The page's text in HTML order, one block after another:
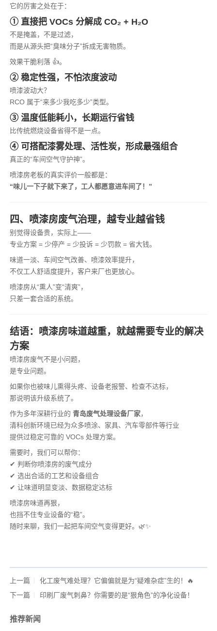
它的厉害之处在于：
① 直接把 VOCs 分解成 CO₂ + H₂O
不是掩盖，不是过滤，
而是从源头把“臭味分子”拆成无害物质。
效果干脆利落 👍。
② 稳定性强，不怕浓度波动
喷漆波动大？
RCO 属于“来多少我吃多少”类型。
③ 温度低能耗小，长期运行省钱
比传统燃烧设备省得不是一点。
④ 可搭配漆雾处理、活性炭，形成最强组合
真正的“车间空气守护神”。
喷漆房老板的真实评价一般都是：
“味儿一下子就下来了，工人都愿意进车间了！”
四、喷漆房废气治理，越专业越省钱
别觉得设备贵，实际上——
专业方案 = 少停产 = 少投诉 = 少罚款 = 省大钱。
味道一淡、车间空气改善、喷漆效率提升，
不仅工人舒适度提升，客户来厂也更放心。
喷漆房从“熏人”变“清爽”，
只差一套合适的系统。
结语：喷漆房味道越重，就越需要专业的解决
方案
喷漆房废气不是小问题，
是专业问题。
如果你也被味儿熏得头疼、设备老报警、检查不达标，
那说明该升级系统了。
作为多年深耕行业的 青岛废气处理设备厂家，
清科创新环境已经为众多喷涂、家具、汽车零部件等行业
提供过稳定可靠的 VOCs 处理方案。
需要时，我们可以帮你：
✔ 判断你喷漆房的废气成分
✔ 选出合适的工艺和设备组合
✔ 让味道明显变淡、数据稳定达标
喷漆房味道再狠，
也挡不住专业设备的“稳”。
随时来聊，我们一起把车间空气变得更好。🌿✨
上一篇
化工废气难处理？它偏偏就是为“疑难杂症”生的！🔥
下一篇
印刷厂废气刺鼻？你需要的是“狠角色”的净化设备！
推荐新闻